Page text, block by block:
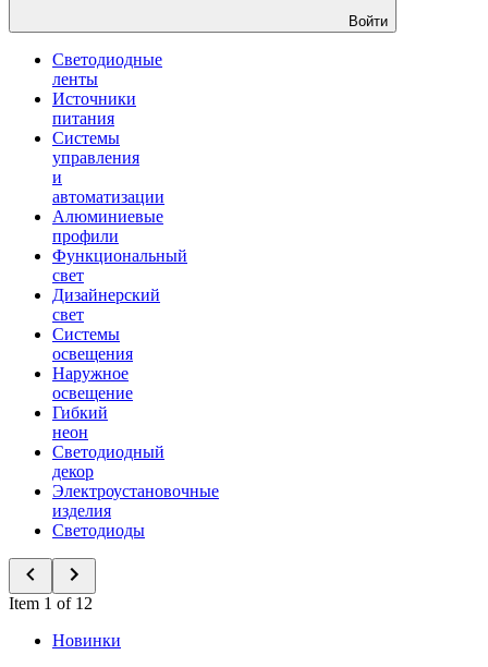
Войти
Светодиодные
ленты
Источники
питания
Системы
управления
и
автоматизации
Алюминиевые
профили
Функциональный
свет
Дизайнерский
свет
Системы
освещения
Наружное
освещение
Гибкий
неон
Светодиодный
декор
Электроустановочные
изделия
Светодиоды
Item 1 of 12
Новинки